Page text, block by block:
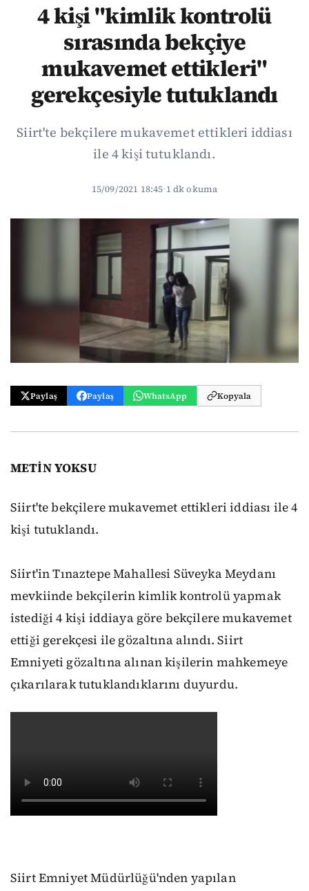
4 kişi "kimlik kontrolü
sırasında bekçiye
mukavemet ettikleri"
gerekçesiyle tutuklandı
Siirt'te bekçilere mukavemet ettikleri iddiası
ile 4 kişi tutuklandı.
15/09/2021 18:45·1 dk okuma
Paylaş Paylaş WhatsApp Kopyala
METİN YOKSU
Siirt'te bekçilere mukavemet ettikleri iddiası ile 4
kişi tutuklandı.
Siirt'in Tınaztepe Mahallesi Süveyka Meydanı
mevkiinde bekçilerin kimlik kontrolü yapmak
istediği 4 kişi iddiaya göre bekçilere mukavemet
ettiği gerekçesi ile gözaltına alındı. Siirt
Emniyeti gözaltına alınan kişilerin mahkemeye
çıkarılarak tutuklandıklarını duyurdu.
Siirt Emniyet Müdürlüğü'nden yapılan